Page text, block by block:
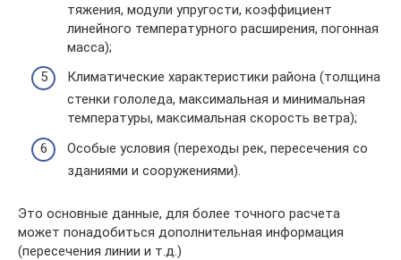
тяжения, модули упругости, коэффициент
линейного температурного расширения, погонная
масса);
Климатические характеристики района (толщина
стенки гололеда, максимальная и минимальная
температуры, максимальная скорость ветра);
Особые условия (переходы рек, пересечения со
зданиями и сооружениями).
Это основные данные, для более точного расчета
может понадобиться дополнительная информация
(пересечения линии и т.д.)